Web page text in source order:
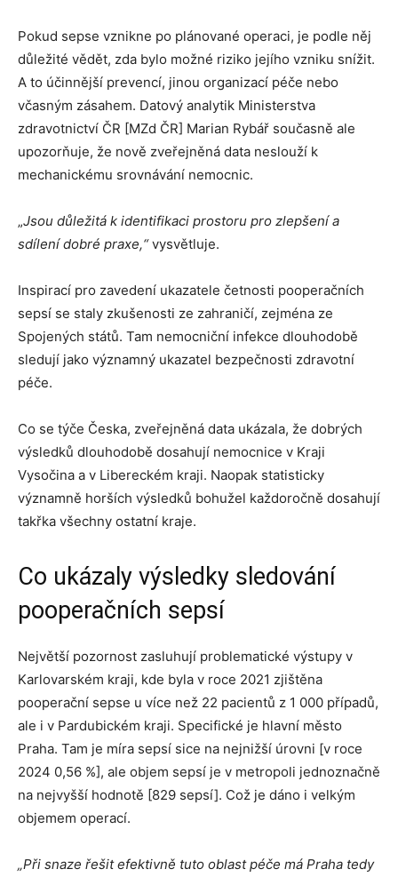
Pokud sepse vznikne po plánované operaci, je podle něj
důležité vědět, zda bylo možné riziko jejího vzniku snížit.
A to účinnější prevencí, jinou organizací péče nebo
včasným zásahem. Datový analytik Ministerstva
zdravotnictví ČR [MZd ČR] Marian Rybář současně ale
upozorňuje, že nově zveřejněná data neslouží k
mechanickému srovnávání nemocnic.
„Jsou důležitá k identifikaci prostoru pro zlepšení a
sdílení dobré praxe,“vysvětluje.
Inspirací pro zavedení ukazatele četnosti pooperačních
sepsí se staly zkušenosti ze zahraničí, zejména ze
Spojených států. Tam nemocniční infekce dlouhodobě
sledují jako významný ukazatel bezpečnosti zdravotní
péče.
Co se týče Česka, zveřejněná data ukázala, že dobrých
výsledků dlouhodobě dosahují nemocnice v Kraji
Vysočina a v Libereckém kraji. Naopak statisticky
významně horších výsledků bohužel každoročně dosahují
takřka všechny ostatní kraje.
Co ukázaly výsledky sledování
pooperačních sepsí
Největší pozornost zasluhují problematické výstupy v
Karlovarském kraji, kde byla v roce 2021 zjištěna
pooperační sepse u více než 22 pacientů z 1 000 případů,
ale i v Pardubickém kraji. Specifické je hlavní město
Praha. Tam je míra sepsí sice na nejnižší úrovni [v roce
2024 0,56 %], ale objem sepsí je v metropoli jednoznačně
na nejvyšší hodnotě [829 sepsí]. Což je dáno i velkým
objemem operací.
„Při snaze řešit efektivně tuto oblast péče má Praha tedy